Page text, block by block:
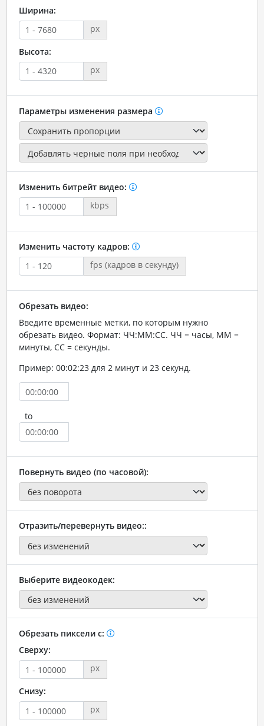
Ширина:
px
Высота:
px
Параметры изменения размера
Изменить битрейт видео:
kbps
Изменить частоту кадров:
fps (кадров в секунду)
Обрезать видео:
Введите временные метки, по которым нужно
обрезать видео. Формат: ЧЧ:ММ:СС. ЧЧ = часы, ММ =
минуты, СС = секунды.
Пример: 00:02:23 для 2 минут и 23 секунд.
to
Повернуть видео (по часовой):
Отразить/перевернуть видео::
Выберите видеокодек:
Обрезать пиксели с:
Сверху:
px
Снизу:
px